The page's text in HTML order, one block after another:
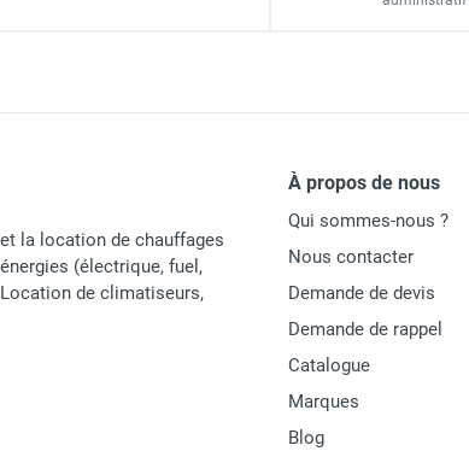
la location de chauffages
(électrique, fuel,
de climatiseurs,
À propos de nous
Qui sommes-nous ?
Nous contacter
Demande de devis
Demande de rappel
Catalogue
Marques
Blog